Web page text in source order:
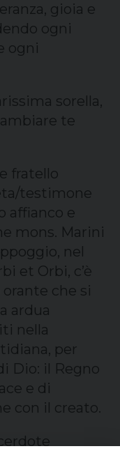
gioia e
ogni
ogni
sorella,
te
fratello
testimone
affianco e
mons. Marini
nel
et Orbi, c’è
che si
ardua
nella
per
Dio: il Regno
e di
con il creato.